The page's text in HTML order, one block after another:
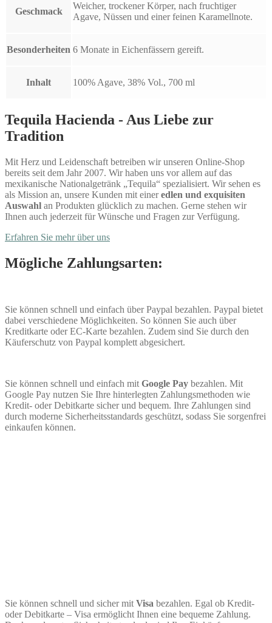
Geschmack
Weicher, trockener Körper, nach fruchtiger
Agave, Nüssen und einer feinen Karamellnote.
Besonderheiten 6 Monate in Eichenfässern gereift.
Inhalt 100% Agave, 38% Vol., 700 ml
Tequila Hacienda - Aus Liebe zur
Tradition
Mit Herz und Leidenschaft betreiben wir unseren Online-Shop
bereits seit dem Jahr 2007. Wir haben uns vor allem auf das
mexikanische Nationalgetränk „Tequila“ spezialisiert. Wir sehen es
als Mission an, unsere Kunden mit eineredlen und exquisiten
Auswahl an Produkten glücklich zu machen. Gerne stehen wir
Ihnen auch jederzeit für Wünsche und Fragen zur Verfügung.
Erfahren Sie mehr über uns
Mögliche Zahlungsarten:
Sie können schnell und einfach über Paypal bezahlen. Paypal bietet
dabei verschiedene Möglichkeiten. So können Sie auch über
Kreditkarte oder EC-Karte bezahlen. Zudem sind Sie durch den
Käuferschutz von Paypal komplett abgesichert.
Sie können schnell und einfach mit Google Pay bezahlen. Mit
Google Pay nutzen Sie Ihre hinterlegten Zahlungsmethoden wie
Kredit- oder Debitkarte sicher und bequem. Ihre Zahlungen sind
durch moderne Sicherheitsstandards geschützt, sodass Sie sorgenfrei
einkaufen können.
Sie können schnell und sicher mit Visa bezahlen. Egal ob Kredit-
oder Debitkarte – Visa ermöglicht Ihnen eine bequeme Zahlung.